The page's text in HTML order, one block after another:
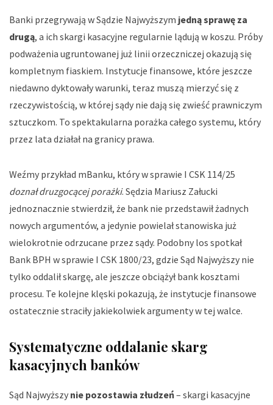
Banki przegrywają w Sądzie Najwyższym jedną sprawę za
drugą, a ich skargi kasacyjne regularnie lądują w koszu. Próby
podważenia ugruntowanej już linii orzeczniczej okazują się
kompletnym fiaskiem. Instytucje finansowe, które jeszcze
niedawno dyktowały warunki, teraz muszą mierzyć się z
rzeczywistością, w której sądy nie dają się zwieść prawniczym
sztuczkom. To spektakularna porażka całego systemu, który
przez lata działał na granicy prawa.
Weźmy przykład mBanku, który w sprawie I CSK 114/25
doznał druzgocącej porażki. Sędzia Mariusz Załucki
jednoznacznie stwierdził, że bank nie przedstawił żadnych
nowych argumentów, a jedynie powielał stanowiska już
wielokrotnie odrzucane przez sądy. Podobny los spotkał
Bank BPH w sprawie I CSK 1800/23, gdzie Sąd Najwyższy nie
tylko oddalił skargę, ale jeszcze obciążył bank kosztami
procesu. Te kolejne klęski pokazują, że instytucje finansowe
ostatecznie straciły jakiekolwiek argumenty w tej walce.
Systematyczne oddalanie skarg
kasacyjnych banków
Sąd Najwyższy nie pozostawia złudzeń– skargi kasacyjne